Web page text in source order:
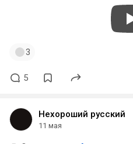
3
5
Нехороший русский
11 мая